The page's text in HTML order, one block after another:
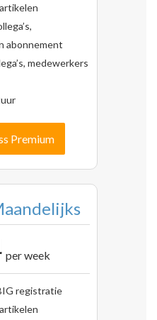
abonnement
medewerkers
Premium
per week
registratie